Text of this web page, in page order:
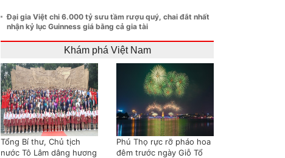
Đại gia Việt chi 6.000 tỷ sưu tầm rượu quý, chai đắt nhất
nhận kỷ lục Guinness giá bằng cả gia tài
Khám phá Việt Nam
Tổng Bí thư, Chủ tịch
nước Tô Lâm dâng hương
Phú Thọ rực rỡ pháo hoa
đêm trước ngày Giỗ Tổ